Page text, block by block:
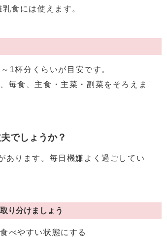
食には使えます。
1杯分くらいが目安です。
毎食、主食・主菜・副菜をそろえま
でしょうか？
あります。毎日機嫌よく過ごしてい
り分けましょう
べやすい状態にする